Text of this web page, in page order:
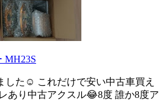
MH23S
した☺ これだけで安い中古車買え
あり中古アクスル😂8度 誰か8度ア